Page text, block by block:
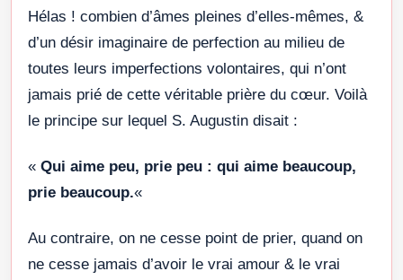
Hélas ! combien d’âmes pleines d’elles-mêmes, &
d’un désir imaginaire de perfection au milieu de
toutes leurs imperfections volontaires, qui n’ont
jamais prié de cette véritable prière du cœur. Voilà
le principe sur lequel S. Augustin disait :
« Qui aime peu, prie peu : qui aime beaucoup,
prie beaucoup.«
Au contraire, on ne cesse point de prier, quand on
ne cesse jamais d’avoir le vrai amour & le vrai